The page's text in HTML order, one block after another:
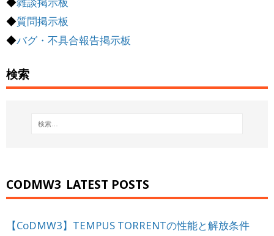
◆質問掲示板
◆バグ・不具合報告掲示板
検索
CODMW3 LATEST POSTS
【CoDMW3】TEMPUS TORRENTの性能と解放条件